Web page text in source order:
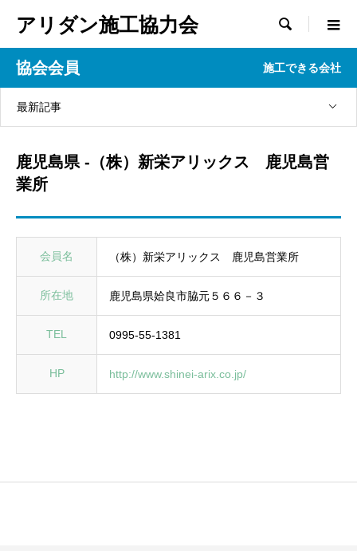
アリダン施工協力会 
協会会員 施工できる会社
最新記事
鹿児島県 -（株）新栄アリックス 鹿児島営
業所
会員名 （株）新栄アリックス 鹿児島営業所
所在地 鹿児島県姶良市脇元５６６－３
TEL 0995-55-1381
HP http://www.shinei-arix.co.jp/